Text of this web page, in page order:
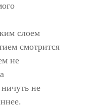
слоем
смотрится
не
не